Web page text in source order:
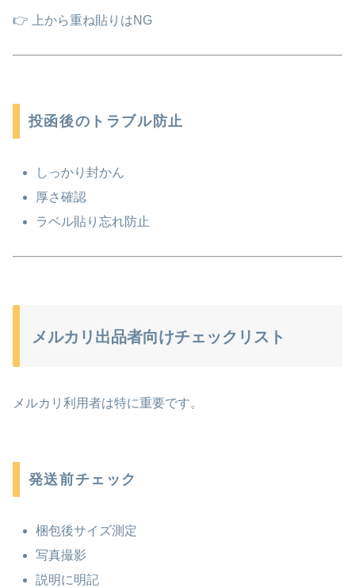
👉 上から重ね貼りはNG
投函後のトラブル防止
しっかり封かん
厚さ確認
ラベル貼り忘れ防止
メルカリ出品者向けチェックリスト
メルカリ 利用者は特に重要です。
発送前チェック
梱包後サイズ測定
写真撮影
説明に明記